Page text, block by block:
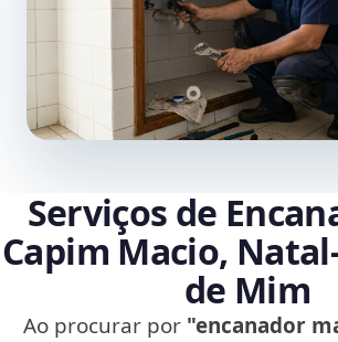
Serviços de
Capim Macio,
de Mim
Ao procurar por "encanador